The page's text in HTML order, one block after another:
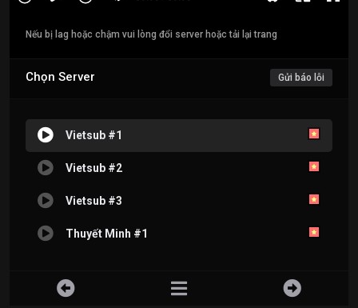
Nếu bị lag hoặc chậm vui lòng đổi server hoặc tải lại trang
Chọn Server Gửi báo lỗi
Vietsub #1
Vietsub #2
Vietsub #3
Thuyết Minh #1